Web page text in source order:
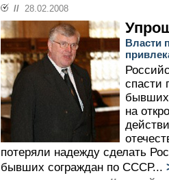
// 28.02.2008
Власти
спасти
бывших
на
потеряли надежду сделать
бывших сограждан по СССР...